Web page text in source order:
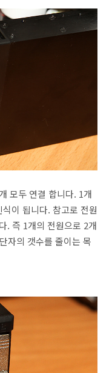
모두 연결 합니다. 1개
이 됩니다. 참고로 전원
. 즉 1개의 전원으로 2개
자의 갯수를 줄이는 목